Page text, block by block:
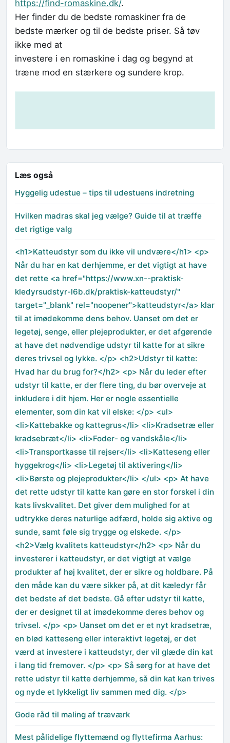
https://find-romaskine.dk/.
Her finder du de bedste romaskiner fra de
bedste mærker og til de bedste priser. Så tøv
ikke med at
investere i en romaskine i dag og begynd at
træne mod en stærkere og sundere krop.
Læs også
Hyggelig udestue – tips til udestuens indretning
Hvilken madras skal jeg vælge? Guide til at træffe
det rigtige valg
<h1>Katteudstyr som du ikke vil undvære</h1> <p>
Når du har en kat derhjemme, er det vigtigt at have
det rette <a href="https://www.xn--praktisk-
kledyrsudstyr-l6b.dk/praktisk-katteudstyr/"
target="_blank" rel="noopener">katteudstyr</a> klar
til at imødekomme dens behov. Uanset om det er
legetøj, senge, eller plejeprodukter, er det afgørende
at have det nødvendige udstyr til katte for at sikre
deres trivsel og lykke. </p> <h2>Udstyr til katte:
Hvad har du brug for?</h2> <p> Når du leder efter
udstyr til katte, er der flere ting, du bør overveje at
inkludere i dit hjem. Her er nogle essentielle
elementer, som din kat vil elske: </p> <ul>
<li>Kattebakke og kattegrus</li> <li>Kradsetræ eller
kradsebræt</li> <li>Foder- og vandskåle</li>
<li>Transportkasse til rejser</li> <li>Katteseng eller
hyggekrog</li> <li>Legetøj til aktivering</li>
<li>Børste og plejeprodukter</li> </ul> <p> At have
det rette udstyr til katte kan gøre en stor forskel i din
kats livskvalitet. Det giver dem mulighed for at
udtrykke deres naturlige adfærd, holde sig aktive og
sunde, samt føle sig trygge og elskede. </p>
<h2>Vælg kvalitets katteudstyr</h2> <p> Når du
investerer i katteudstyr, er det vigtigt at vælge
produkter af høj kvalitet, der er sikre og holdbare. På
den måde kan du være sikker på, at dit kæledyr får
det bedste af det bedste. Gå efter udstyr til katte,
der er designet til at imødekomme deres behov og
trivsel. </p> <p> Uanset om det er et nyt kradsetræ,
en blød katteseng eller interaktivt legetøj, er det
værd at investere i katteudstyr, der vil glæde din kat
i lang tid fremover. </p> <p> Så sørg for at have det
rette udstyr til katte derhjemme, så din kat kan trives
og nyde et lykkeligt liv sammen med dig. </p>
Gode råd til maling af træværk
Mest pålidelige flyttemænd og flyttefirma Aarhus: